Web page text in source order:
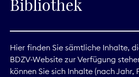
Service
Digitales
Bibliothek
Hier finden Sie sämtliche Inhalte,
BDZV-Website zur Verfügung
können Sie sich Inhalte (nach